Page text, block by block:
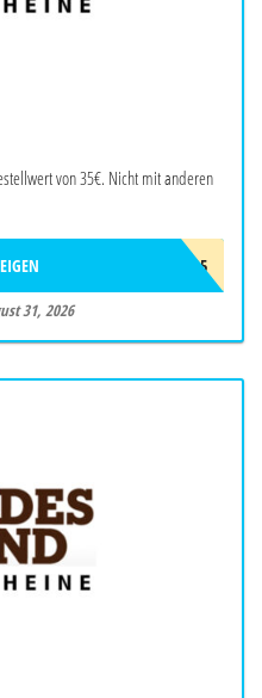
von 35€. Nicht mit anderen
LYRA5
31, 2026